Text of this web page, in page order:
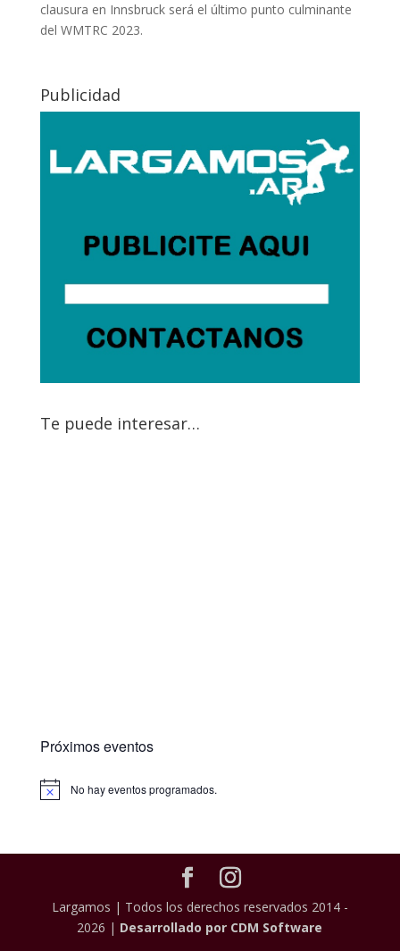
clausura en Innsbruck será el último punto culminante
del WMTRC 2023.
Publicidad
Te puede interesar…
Próximos eventos
No hay eventos programados.
Largamos | Todos los derechos reservados 2014 -
2026 | Desarrollado por CDM Software